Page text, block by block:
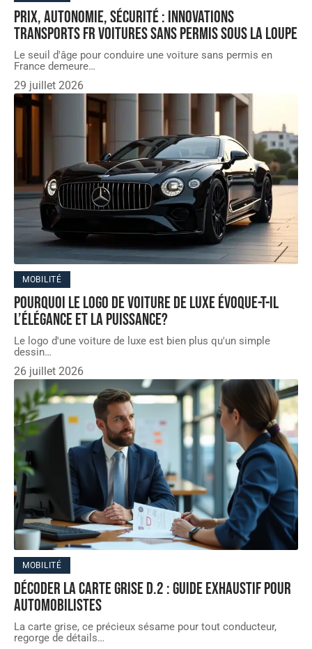
Prix, autonomie, sécurité : innovations
transports fr voitures sans permis sous la loupe
Le seuil d'âge pour conduire une voiture sans permis en
France demeure…
29 juillet 2026
MOBILITÉ
Pourquoi le logo de voiture de luxe évoque-t-il
l’élégance et la puissance?
Le logo d'une voiture de luxe est bien plus qu'un simple
dessin…
26 juillet 2026
MOBILITÉ
Décoder la carte grise D.2 : guide exhaustif pour
automobilistes
La carte grise, ce précieux sésame pour tout conducteur,
regorge de détails…